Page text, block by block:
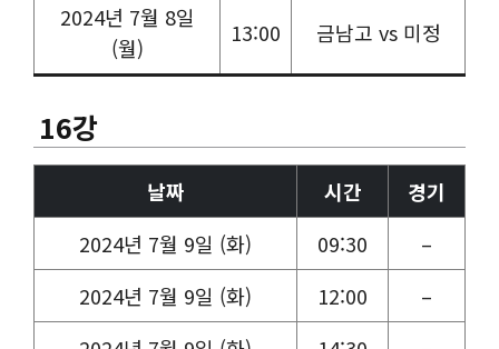
2024년 7월 8일
(월)
13:00 금남고 vs 미정
16강
날짜 시간
경기
2024년 7월 9일 (화)
09:30
–
2024년 7월 9일 (화)
12:00
–